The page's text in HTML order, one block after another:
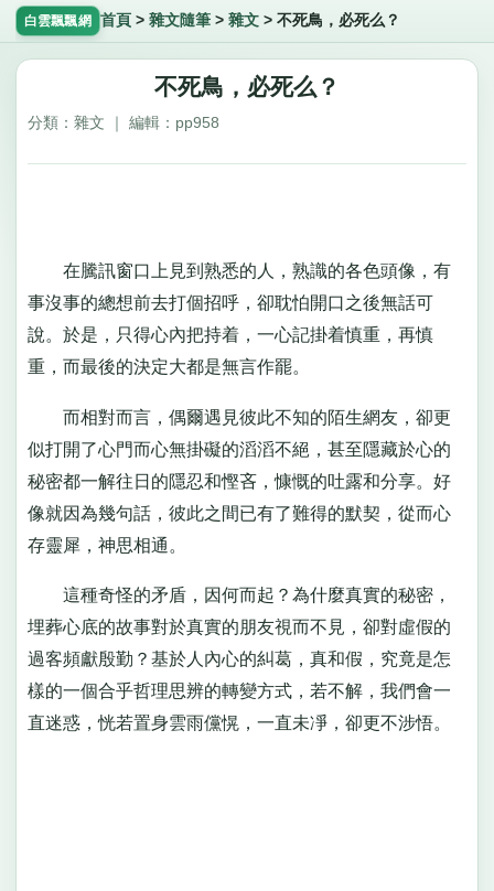
白雲飄飄網 首頁 > 雜文隨筆> 雜文> 不死鳥，必死么？
不死鳥，必死么？
分類：雜文 ｜ 編輯：pp958
在騰訊窗口上見到熟悉的人，熟識的各色頭像，有
事沒事的總想前去打個招呼，卻耽怕開口之後無話可
說。於是，只得心內把持着，一心記掛着慎重，再慎
重，而最後的決定大都是無言作罷。
而相對而言，偶爾遇見彼此不知的陌生網友，卻更
似打開了心門而心無掛礙的滔滔不絕，甚至隱藏於心的
秘密都一解往日的隱忍和慳吝，慷慨的吐露和分享。好
像就因為幾句話，彼此之間已有了難得的默契，從而心
存靈犀，神思相通。
這種奇怪的矛盾，因何而起？為什麼真實的秘密，
埋葬心底的故事對於真實的朋友視而不見，卻對虛假的
過客頻獻殷勤？基於人內心的糾葛，真和假，究竟是怎
樣的一個合乎哲理思辨的轉變方式，若不解，我們會一
直迷惑，恍若置身雲雨儻愰，一直未凈，卻更不涉悟。